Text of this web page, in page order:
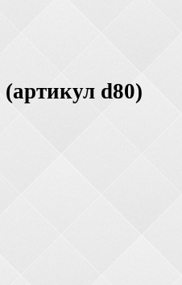
(артикул d80)